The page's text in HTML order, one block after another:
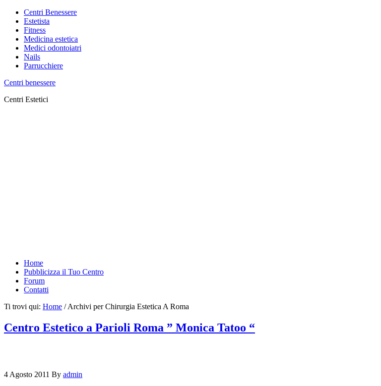
Centri Benessere
Estetista
Fitness
Medicina estetica
Medici odontoiatri
Nails
Parrucchiere
Centri benessere
Centri Estetici
Home
Pubblicizza il Tuo Centro
Forum
Contatti
Ti trovi qui: Home /Archivi per Chirurgia Estetica A Roma
Centro Estetico a Parioli Roma ” Monica Tatoo “
4 Agosto 2011 By admin